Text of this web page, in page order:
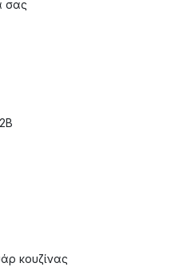
σας
κουζίνας